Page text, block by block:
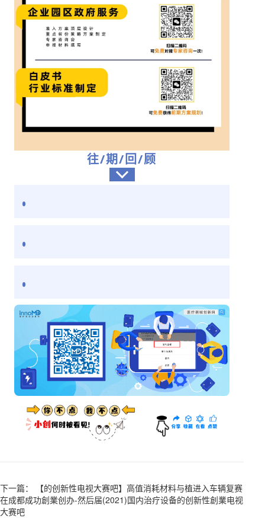
往/期/回/顾
下一篇： 【的创新性电视大赛吧】高值消耗材料与植进入车辆复赛
在成都成功創業创办-然后届(2021)国内治疗设备的创新性創業电视
大赛吧